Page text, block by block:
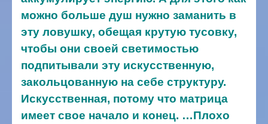
можно больше душ нужно заманить в
эту ловушку, обещая крутую тусовку,
чтобы они своей светимостью
подпитывали эту искусственную,
закольцованную на себе структуру.
Искусственная, потому что матрица
имеет свое начало и конец. …Плохо